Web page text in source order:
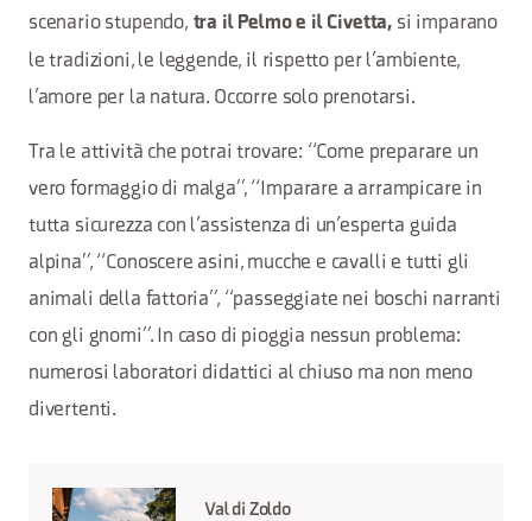
scenario stupendo, tra il Pelmo e il Civetta, si imparano
le tradizioni, le leggende, il rispetto per l’ambiente,
l’amore per la natura. Occorre solo prenotarsi.
Tra le attività che potrai trovare: “Come preparare un
vero formaggio di malga”, “Imparare a arrampicare in
tutta sicurezza con l’assistenza di un’esperta guida
alpina”, “Conoscere asini, mucche e cavalli e tutti gli
animali della fattoria”, “passeggiate nei boschi narranti
con gli gnomi”. In caso di pioggia nessun problema:
numerosi laboratori didattici al chiuso ma non meno
divertenti.
Val di Zoldo